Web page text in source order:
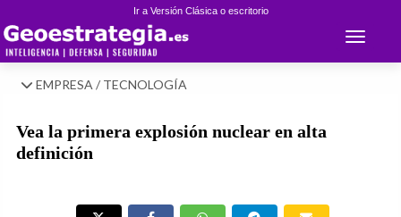
Ir a Versión Clásica o escritorio
Toggle
EMPRESA / TECNOLOGÍA
Vea la primera explosión nuclear en alta
definición